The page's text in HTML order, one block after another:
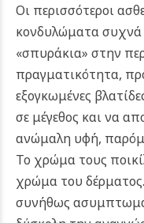
Οι περισσότεροι
κονδυλώματα
«σπυράκια» στην
πραγματικότητα,
εξογκωμένες
σε μέγεθος και να
ανώμαλη υφή,
Το χρώμα τους
χρώμα του
συνήθως